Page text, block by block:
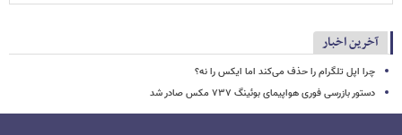
آخرین اخبار
چرا اپل تلگرام را حذف می‌کند اما ایکس را نه؟
دستور بازرسی فوری هواپیمای بوئینگ ۷۳۷ مکس صادر شد